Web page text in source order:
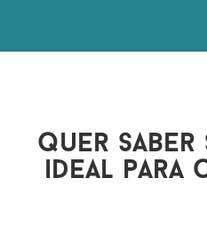
quer saber
ideal para